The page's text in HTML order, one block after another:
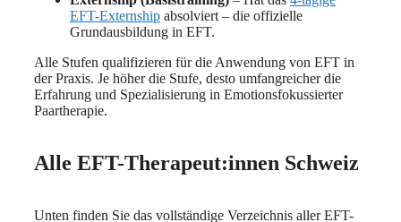
EFT-Externship absolviert – die offizielle
Grundausbildung in EFT.
Alle Stufen qualifizieren für die Anwendung von EFT in
der Praxis. Je höher die Stufe, desto umfangreicher die
Erfahrung und Spezialisierung in Emotionsfokussierter
Paartherapie.
Alle EFT-Therapeut:innen Schweiz
Unten finden Sie das vollständige Verzeichnis aller EFT-